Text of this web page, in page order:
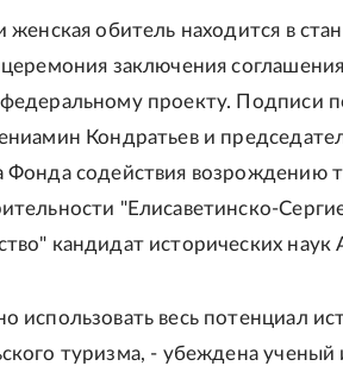
обитель находится в
заключения
проекту. Подписи
Кондратьев и
Фонда содействия возрождению
"Елисаветинско-
кандидат исторических наук
весь потенциал
туризма, - убеждена ученый